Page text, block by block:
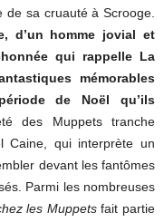
de sa cruauté à Scrooge.
d’un homme jovial et
qui rappelle La
mémorables
de Noël qu’ils
des Muppets tranche
Caine, qui interprète un
devant les fantômes
Parmi les nombreuses
les Muppetsfait partie